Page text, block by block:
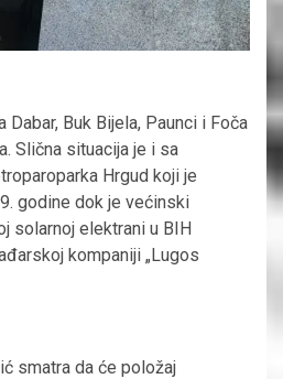
Dabar, Buk Bijela, Paunci i Foča
Slična situacija je i sa
Hrgud koji je
godine dok je većinski
solarnoj elektrani u BIH
kompaniji „Lugos
smatra da će položaj